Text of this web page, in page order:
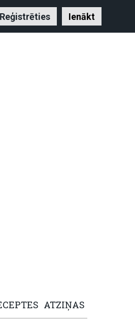
Reģistrēties Ienākt
ATZIŅAS